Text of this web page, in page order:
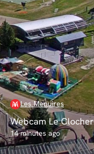
Les Menuires
Webcam Le Clocher
14 minutes ago